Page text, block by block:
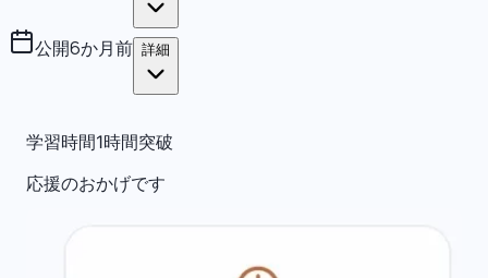
公開6か月前 詳細
学習時間1時間突破
応援のおかげです